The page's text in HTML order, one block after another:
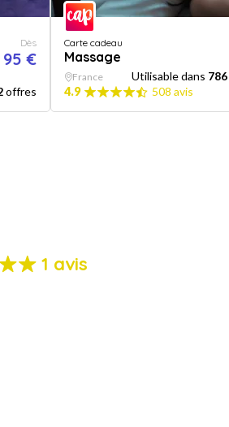
Dès
95 €
offres
Carte cadeau
Massage
France Utilisable dans 786
4.9
508 avis
1 avis